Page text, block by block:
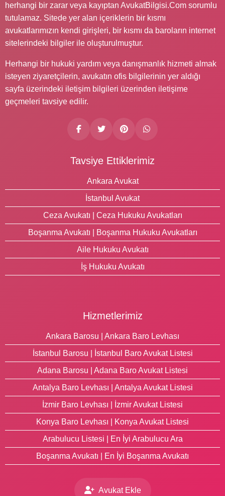
herhangi bir zarar veya kayıptan AvukatBilgisi.Com sorumlu
tutulamaz. Sitede yer alan içeriklerin bir kısmı
avukatlarımızın kendi girişleri, bir kısmı da baroların internet
sitelerindeki bilgiler ile oluşturulmuştur.
Herhangi bir hukuki yardım veya danışmanlık hizmeti almak
isteyen ziyaretçilerin, avukatın ofis bilgilerinin yer aldığı
sayfa üzerindeki iletişim bilgileri üzerinden iletişime
geçmeleri tavsiye edilir.
Tavsiye Ettiklerimiz
Ankara Avukat
İstanbul Avukat
Ceza Avukatı | Ceza Hukuku Avukatları
Boşanma Avukatı | Boşanma Hukuku Avukatları
Aile Hukuku Avukatı
İş Hukuku Avukatı
Hizmetlerimiz
Ankara Barosu | Ankara Baro Levhası
İstanbul Barosu | İstanbul Baro Avukat Listesi
Adana Barosu | Adana Baro Avukat Listesi
Antalya Baro Levhası | Antalya Avukat Listesi
İzmir Baro Levhası | İzmir Avukat Listesi
Konya Baro Levhası | Konya Avukat Listesi
Arabulucu Listesi | En İyi Arabulucu Ara
Boşanma Avukatı | En İyi Boşanma Avukatı
Avukat Ekle